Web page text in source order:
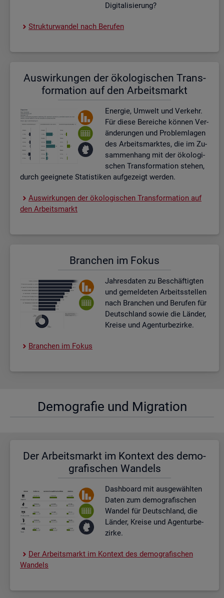
Di­gi­ta­li­sie­rung?
Struk­tur­wan­del nach Be­ru­fen
Aus­wir­kun­gen der öko­lo­gi­schen Trans­
for­ma­ti­on auf den Ar­beits­markt
En­er­gie, Um­welt und Ver­kehr.
Für diese Be­rei­che kön­nen Ver­
än­de­run­gen und Pro­blem­la­gen
des Ar­beits­mark­tes, die im Zu­
sam­men­hang mit der öko­lo­gi­
schen Trans­for­ma­ti­on ste­hen,
durch ge­eig­ne­te Sta­tis­ti­ken auf­ge­zeigt wer­den.
Aus­wir­kun­gen der öko­lo­gi­schen Trans­for­ma­ti­on auf
den Ar­beits­markt
Bran­chen im Fokus
Jah­res­da­ten zu Be­schäf­tig­ten
und ge­mel­de­ten Ar­beits­stel­len
nach Bran­chen und Be­ru­fen für
Deutsch­land sowie die Län­der,
Krei­se und Agen­tur­be­zir­ke.
Bran­chen im Fokus
De­mo­gra­fie und Mi­gra­ti­on
Der Ar­beits­markt im Kon­text des de­mo­
gra­fi­schen Wan­dels
Dash­board mit aus­ge­wähl­ten
Daten zum de­mo­gra­fi­schen
Wan­del für Deutsch­land, die
Län­der, Krei­se und Agen­tur­be­
zir­ke.
Der Ar­beits­markt im Kon­text des de­mo­gra­fi­schen
Wan­dels